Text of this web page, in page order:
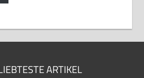
ARTIKEL